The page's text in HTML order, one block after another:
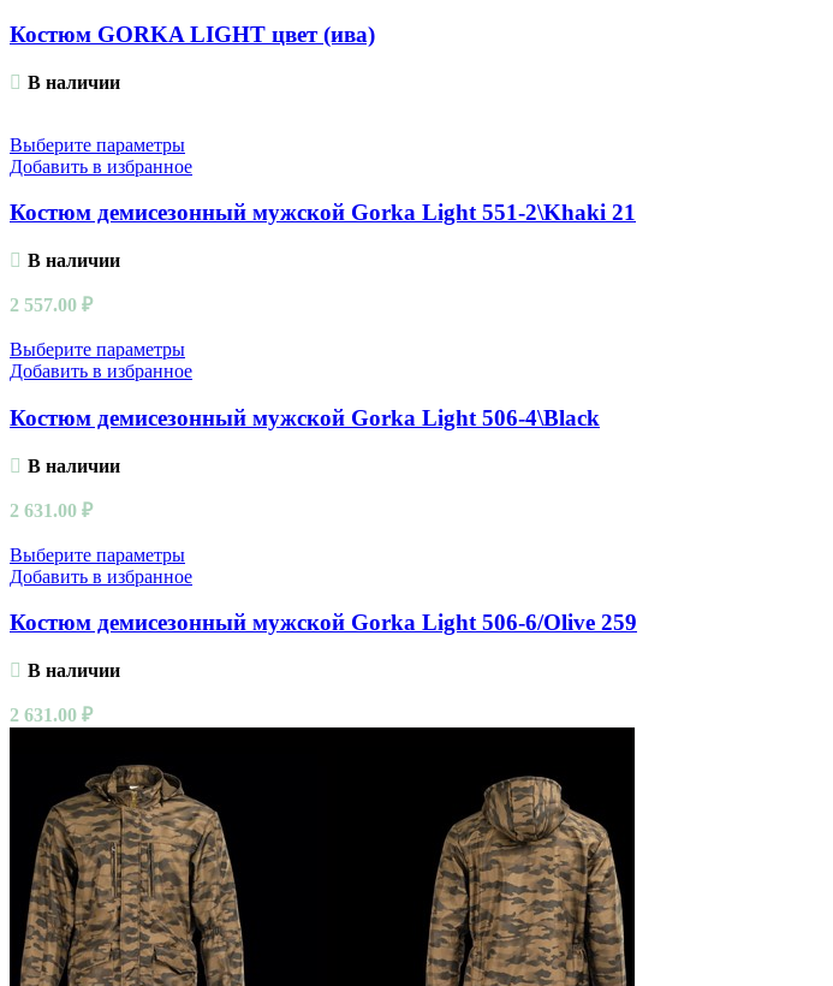
Костюм GORKA LIGHT цвет (ива)
В наличии
Выберите параметры
Добавить в избранное
Костюм демисезонный мужской Gorka Light 551-2\Khaki 21
В наличии
2 557.00 ₽
Выберите параметры
Добавить в избранное
Костюм демисезонный мужской Gorka Light 506-4\Black
В наличии
2 631.00 ₽
Выберите параметры
Добавить в избранное
Костюм демисезонный мужской Gorka Light 506-6/Olive 259
В наличии
2 631.00 ₽